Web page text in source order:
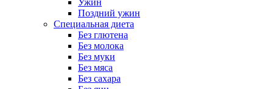
Поздний ужин
Специальная диета
Без глютена
Без молока
Без муки
Без мяса
Без сахара